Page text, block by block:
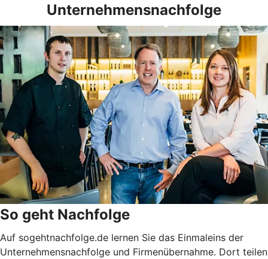
Unternehmensnachfolge
So geht Nachfolge
Auf sogehtnachfolge.de lernen Sie das Einmaleins der
Unternehmensnachfolge und Firmenübernahme. Dort teilen